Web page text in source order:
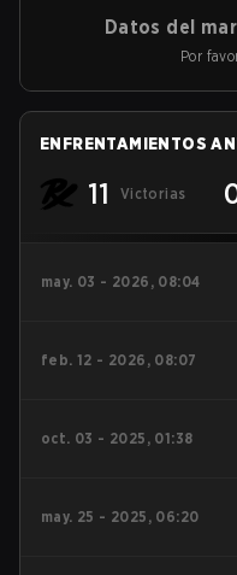
Datos del
Por
ENFRENTAMIENTOS
11 Victorias
may. 03 - 2026, 08:04
feb. 12 - 2026, 08:07
oct. 03 - 2025, 01:38
may. 25 - 2025, 06:20